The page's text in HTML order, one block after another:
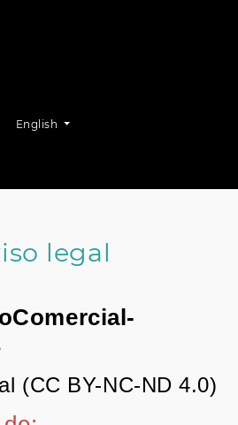
Change the language. The current
English
legal
(CC BY-NC-ND 4.0)